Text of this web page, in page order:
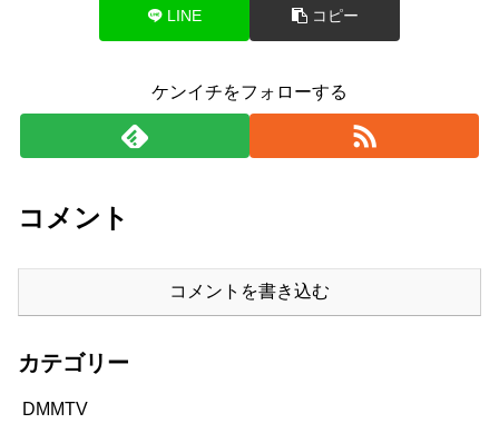
LINE コピー
ケンイチをフォローする
コメント
コメントを書き込む
カテゴリー
DMMTV